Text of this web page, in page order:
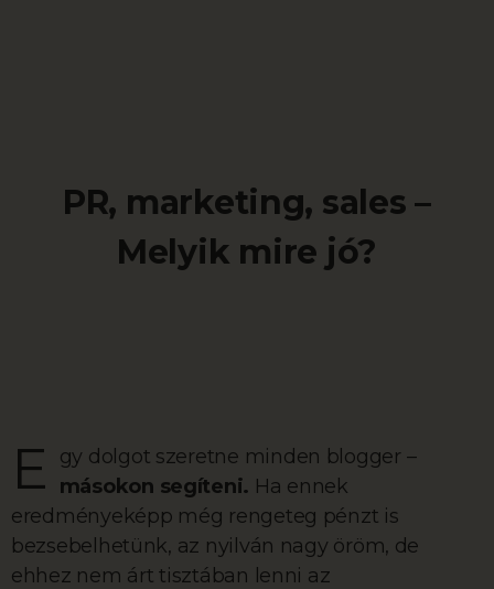
PR, marketing, sales –
Melyik mire jó?
E
gy dolgot szeretne minden blogger –
másokon segíteni. Ha ennek
eredményeképp még rengeteg pénzt is
bezsebelhetünk, az nyilván nagy öröm, de
ehhez nem árt tisztában lenni az